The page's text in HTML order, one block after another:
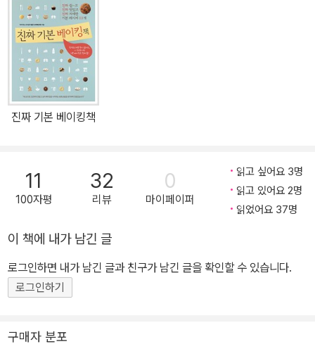
등에서 인기를 끌었던 트렌디한 메뉴들을 소개하고 있습니다. <진짜
기본 베이킹책> 1탄처럼 누구나 따라 하기 쉽도록 수 차례 테스트를
통해 개발, 검증해 진짜 자세하게 알려주기 때문에, 다소 어렵게 느껴
졌던 요즘 인기 디저트와 빵을 집에서도 실패 없이 만들어 즐길 수 있
습니다. <진짜 기본 베이킹책> 2탄의 모든 메뉴는 독자 기획단이 함
께 참여해 진짜 제대로 배우고 싶은 작은 과자부터 케이크, 파운드, 타
르트, 무반죽 빵, 시즌 인기 빵까지 폭넓게 선정했습니다. 또한 레시피
는 물론 부재료, 필링, 토핑 등을 달리해 만들 수 있는 응용 레시피들
도 다채롭게 소개했습니다. 이번 책의 모든 레시피는 베이킹팀 ‘굽ㄷ
a’가 철저한 테스트와 꼼꼼한 검증을 통해 만들었습니다. 1탄에도 참
커부터 자신만의 레시피를 만들고 싶은 전문 베이커의 마음까지 헤아
리면서 사소하지만 중요한 팁부터 알아두면 쓸모 있는 베이킹 이론까
지 빈틈없이 채우고자 노력했습니다. <진짜 기본 베이킹책> 1탄이
또 한 권의 소장가치 높은 책이 될 것입니다. ■ <진짜 기본 베이킹책
진짜 기본 베이킹책
11
100자평
32
리뷰
0
마이페이퍼
읽고 싶어요 3명
읽고 있어요 2명
읽었어요 37명
이 책에 내가 남긴 글
로그인하면 내가 남긴 글과 친구가 남긴 글을 확인할 수 있습니다.
로그인하기
구매자 분포